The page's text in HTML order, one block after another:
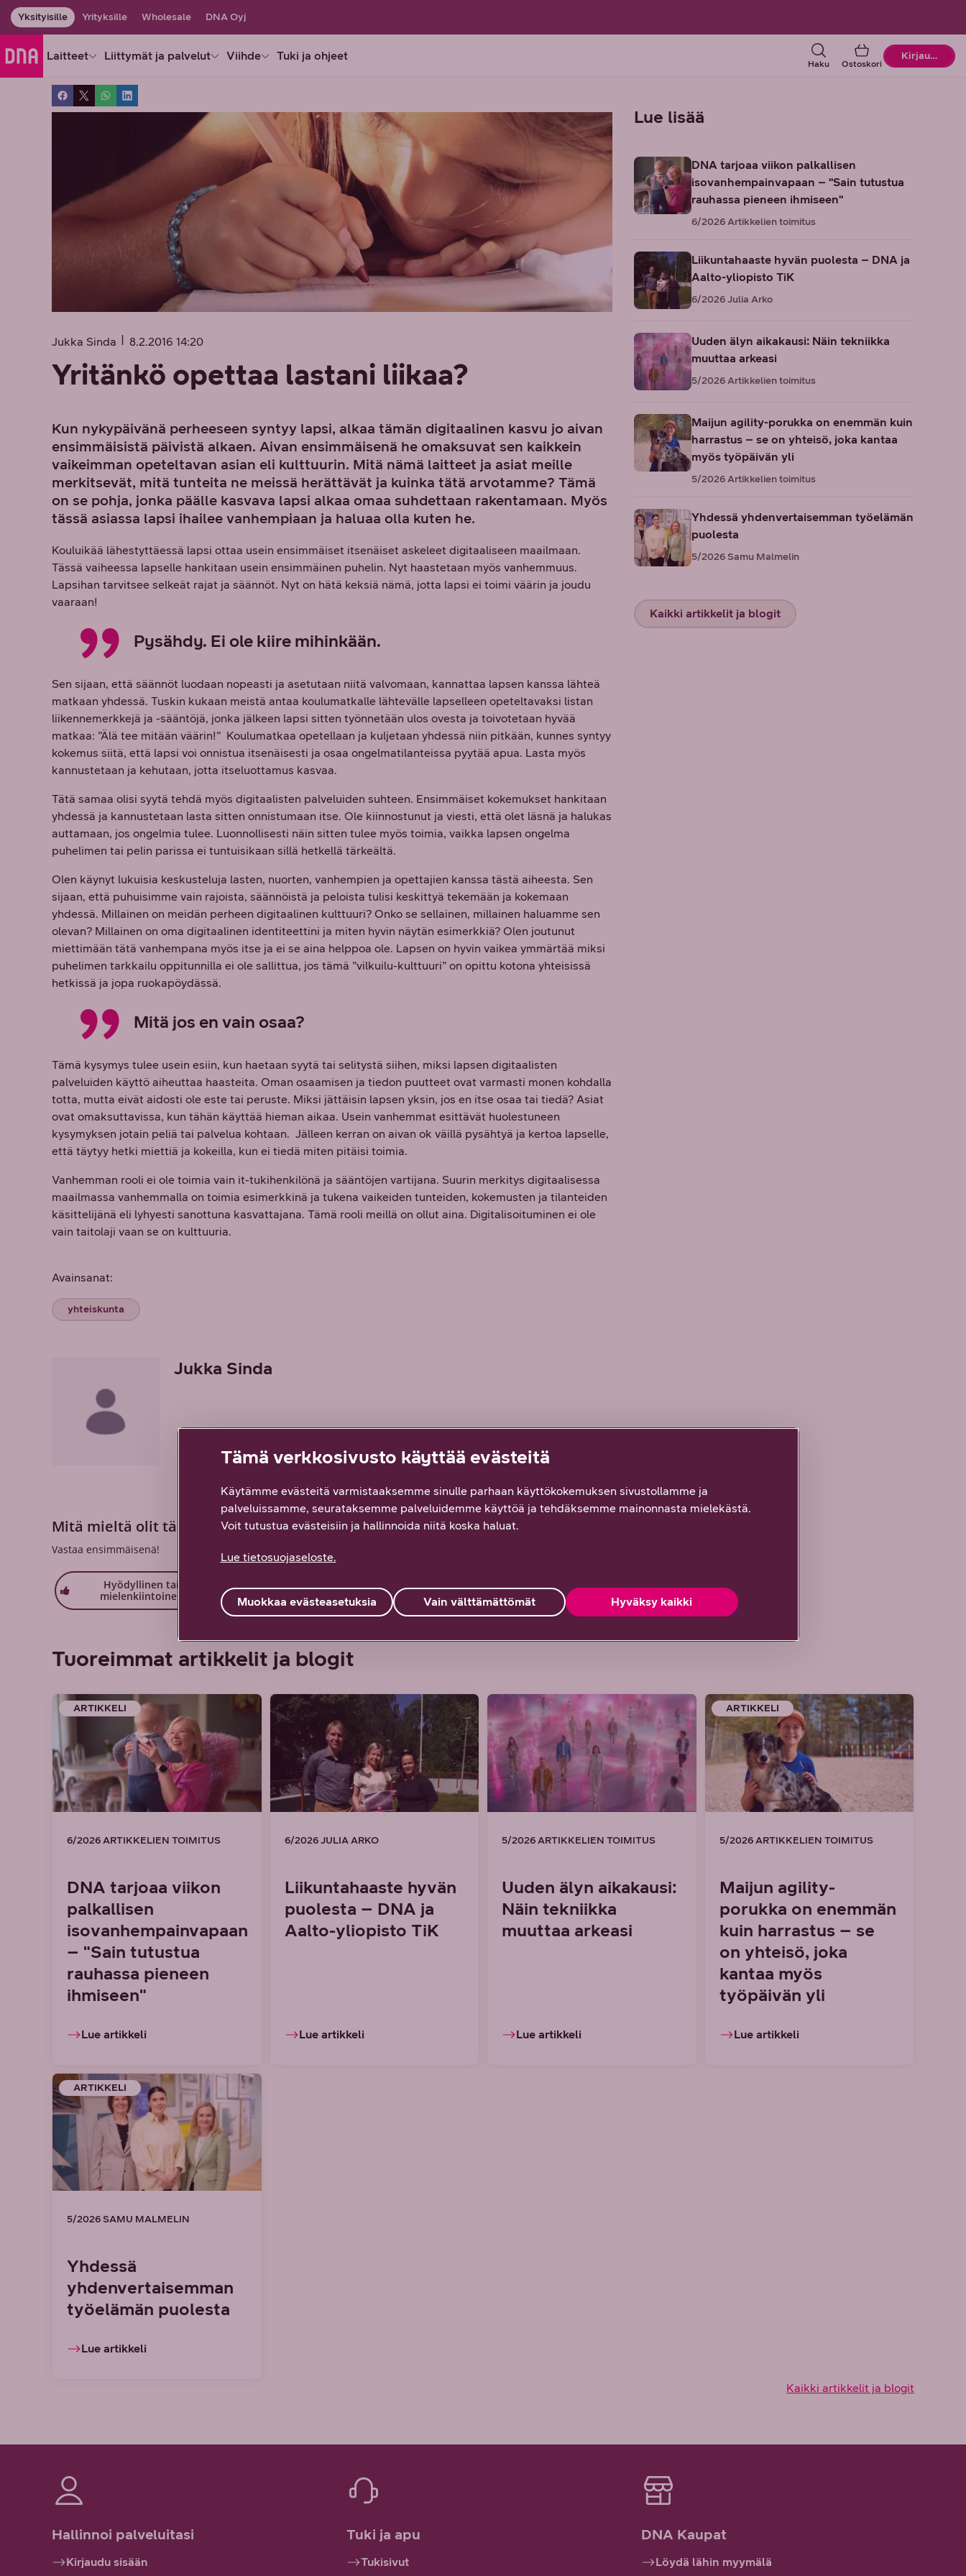
Yksityisille Yrityksille Wholesale DNA Oyj
Laitteet Liittymät ja palvelut Viihde Tuki ja ohjeet
Haku Ostoskori
Ostoskori
Kirjaudu
Jukka Sinda 8.2.2016 14:20
Yritänkö opettaa lastani liikaa?
Kun nykypäivänä perheeseen syntyy lapsi, alkaa tämän digitaalinen kasvu jo aivan
ensimmäisistä päivistä alkaen. Aivan ensimmäisenä he omaksuvat sen kaikkein
vaikeimman opeteltavan asian eli kulttuurin. Mitä nämä laitteet ja asiat meille
merkitsevät, mitä tunteita ne meissä herättävät ja kuinka tätä arvotamme? Tämä
on se pohja, jonka päälle kasvava lapsi alkaa omaa suhdettaan rakentamaan. Myös
tässä asiassa lapsi ihailee vanhempiaan ja haluaa olla kuten he.
Kouluikää lähestyttäessä lapsi ottaa usein ensimmäiset itsenäiset askeleet digitaaliseen maailmaan.
Tässä vaiheessa lapselle hankitaan usein ensimmäinen puhelin. Nyt haastetaan myös vanhemmuus.
Lapsihan tarvitsee selkeät rajat ja säännöt. Nyt on hätä keksiä nämä, jotta lapsi ei toimi väärin ja joudu
vaaraan!
Pysähdy. Ei ole kiire mihinkään.
Sen sijaan, että säännöt luodaan nopeasti ja asetutaan niitä valvomaan, kannattaa lapsen kanssa lähteä
matkaan yhdessä. Tuskin kukaan meistä antaa koulumatkalle lähtevälle lapselleen opeteltavaksi listan
liikennemerkkejä ja -sääntöjä, jonka jälkeen lapsi sitten työnnetään ulos ovesta ja toivotetaan hyvää
matkaa: ”Älä tee mitään väärin!” Koulumatkaa opetellaan ja kuljetaan yhdessä niin pitkään, kunnes syntyy
kokemus siitä, että lapsi voi onnistua itsenäisesti ja osaa ongelmatilanteissa pyytää apua. Lasta myös
kannustetaan ja kehutaan, jotta itseluottamus kasvaa.
Tätä samaa olisi syytä tehdä myös digitaalisten palveluiden suhteen. Ensimmäiset kokemukset hankitaan
yhdessä ja kannustetaan lasta sitten onnistumaan itse. Ole kiinnostunut ja viesti, että olet läsnä ja halukas
auttamaan, jos ongelmia tulee. Luonnollisesti näin sitten tulee myös toimia, vaikka lapsen ongelma
puhelimen tai pelin parissa ei tuntuisikaan sillä hetkellä tärkeältä.
Olen käynyt lukuisia keskusteluja lasten, nuorten, vanhempien ja opettajien kanssa tästä aiheesta. Sen
sijaan, että puhuisimme vain rajoista, säännöistä ja peloista tulisi keskittyä tekemään ja kokemaan
yhdessä. Millainen on meidän perheen digitaalinen kulttuuri? Onko se sellainen, millainen haluamme sen
olevan? Millainen on oma digitaalinen identiteettini ja miten hyvin näytän esimerkkiä? Olen joutunut
miettimään tätä vanhempana myös itse ja ei se aina helppoa ole. Lapsen on hyvin vaikea ymmärtää miksi
puhelimen tarkkailu oppitunnilla ei ole sallittua, jos tämä ”vilkuilu-kulttuuri” on opittu kotona yhteisissä
hetkissä ja jopa ruokapöydässä.
Mitä jos en vain osaa?
Tämä kysymys tulee usein esiin, kun haetaan syytä tai selitystä siihen, miksi lapsen digitaalisten
palveluiden käyttö aiheuttaa haasteita. Oman osaamisen ja tiedon puutteet ovat varmasti monen kohdalla
totta, mutta eivät aidosti ole este tai peruste. Miksi jättäisin lapsen yksin, jos en itse osaa tai tiedä? Asiat
ovat omaksuttavissa, kun tähän käyttää hieman aikaa. Usein vanhemmat esittävät huolestuneen
kysymyksen jotain peliä tai palvelua kohtaan. Jälleen kerran on aivan ok väillä pysähtyä ja kertoa lapselle,
että täytyy hetki miettiä ja kokeilla, kun ei tiedä miten pitäisi toimia.
Vanhemman rooli ei ole toimia vain it-tukihenkilönä ja sääntöjen vartijana. Suurin merkitys digitaalisessa
maailmassa vanhemmalla on toimia esimerkkinä ja tukena vaikeiden tunteiden, kokemusten ja tilanteiden
käsittelijänä eli lyhyesti sanottuna kasvattajana. Tämä rooli meillä on ollut aina. Digitalisoituminen ei ole
vain taitolaji vaan se on kulttuuria.
Avainsanat:
yhteiskunta
Jukka Sinda
Mitä mieltä olit tästä sisällöstä? Palautteesi on tärkeää!
Vastaa ensimmäisenä!
Hyödyllinen tai
mielenkiintoinen
Löysin
etsimäni
En löytänyt
etsimääni
Ei hyödytä, ei vastannut
odotuksiani
Lue lisää
DNA tarjoaa viikon palkallisen
isovanhempainvapaan – "Sain tutustua
rauhassa pieneen ihmiseen"
6/2026Artikkelien toimitus
Liikuntahaaste hyvän puolesta – DNA ja
Aalto-yliopisto TiK
6/2026Julia Arko
Uuden älyn aikakausi: Näin tekniikka
muuttaa arkeasi
5/2026Artikkelien toimitus
Maijun agility-porukka on enemmän kuin
harrastus – se on yhteisö, joka kantaa
myös työpäivän yli
5/2026Artikkelien toimitus
Yhdessä yhdenvertaisemman työelämän
puolesta
5/2026Samu Malmelin
Kaikki artikkelit ja blogit
Tuoreimmat artikkelit ja blogit
ARTIKKELI
6/2026 ARTIKKELIEN TOIMITUS
DNA tarjoaa viikon
palkallisen
isovanhempainvapaan
– "Sain tutustua
rauhassa pieneen
ihmiseen"
Lue artikkeli
6/2026 JULIA ARKO
Liikuntahaaste hyvän
puolesta – DNA ja
Aalto-yliopisto TiK
Lue artikkeli
5/2026 ARTIKKELIEN TOIMITUS
Uuden älyn aikakausi:
Näin tekniikka
muuttaa arkeasi
Lue artikkeli
ARTIKKELI
5/2026 ARTIKKELIEN TOIMITUS
Maijun agility-
porukka on enemmän
kuin harrastus – se
on yhteisö, joka
kantaa myös
työpäivän yli
Lue artikkeli
ARTIKKELI
5/2026 SAMU MALMELIN
Yhdessä
yhdenvertaisemman
työelämän puolesta
Lue artikkeli
Kaikki artikkelit ja blogit
Hallinnoi palveluitasi
Kirjaudu sisään
Tuki ja apu
Tukisivut
DNA Kaupat
Löydä lähin myymälä
Tämä verkkosivusto käyttää evästeitä
Käytämme evästeitä varmistaaksemme sinulle parhaan käyttökokemuksen sivustollamme ja
palveluissamme, seurataksemme palveluidemme käyttöä ja tehdäksemme mainonnasta mielekästä.
Voit tutustua evästeisiin ja hallinnoida niitä koska haluat.
Lue tietosuojaseloste.
Vain välttämättömät Hyväksy kaikki
Muokkaa evästeasetuksia